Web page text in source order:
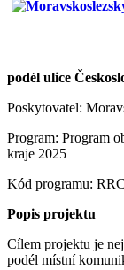
podél ulice
Poskytovatel:
Program: Program
kraje 2025
Kód programu:
Popis projektu
Cílem projektu je
podél místní